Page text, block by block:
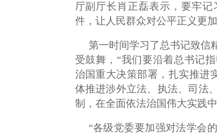
厅副厅长肖正磊表示，要牢
件，让人民群众对公平正义更
第一时间学习了总书记致信
受鼓舞，“我们要沿着总书记
治国重大决策部署，扎实推进
体推进涉外立法、执法、司法
制，在全面依法治国伟大实践
“各级党委要加强对法学会